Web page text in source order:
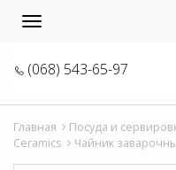
Toggle
(068) 543-65-97
Главная Посуда и
Ceramics
Чайник